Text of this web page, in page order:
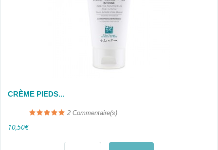
CRÈME PIEDS...
2 Commentaire(s)
10,50€